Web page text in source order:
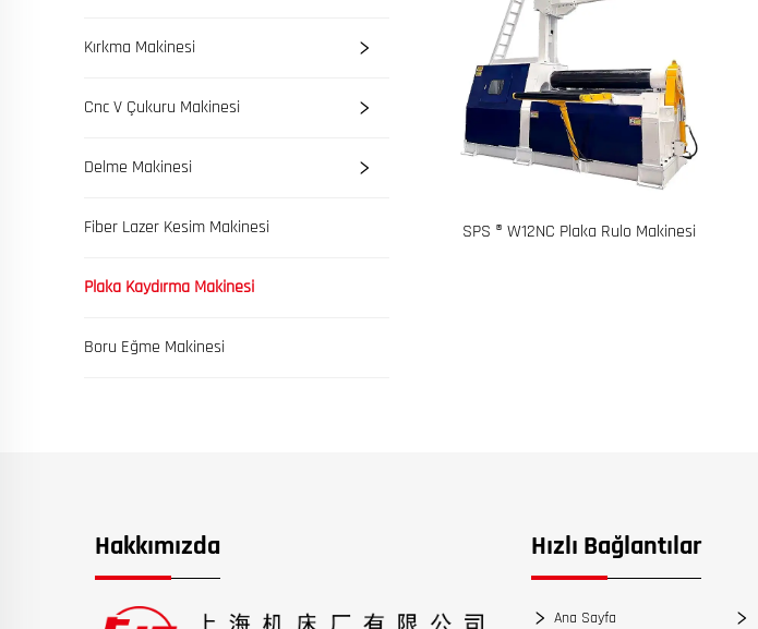
Kırkma Makinesi
Cnc V Çukuru Makinesi
Delme Makinesi
Fiber Lazer Kesim Makinesi
Plaka Kaydırma Makinesi
Boru Eğme Makinesi
SPS ® W12NC Plaka Rulo Makinesi
Hakkımızda Hızlı Bağlantılar
Ana Sayfa